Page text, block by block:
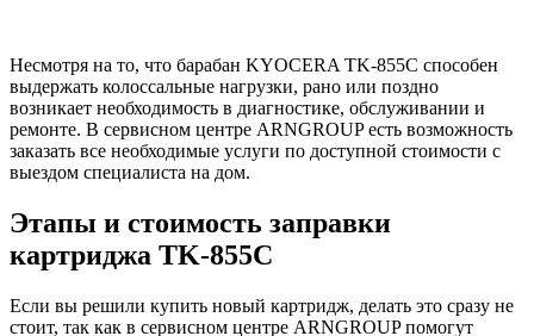
Несмотря на то, что барабан KYOCERA TK-855C способен
выдержать колоссальные нагрузки, рано или поздно
возникает необходимость в диагностике, обслуживании и
ремонте. В сервисном центре ARNGROUP есть возможность
заказать все необходимые услуги по доступной стоимости с
выездом специалиста на дом.
Этапы и стоимость заправки
картриджа TK-855C
Если вы решили купить новый картридж, делать это сразу не
стоит, так как в сервисном центре ARNGROUP помогут